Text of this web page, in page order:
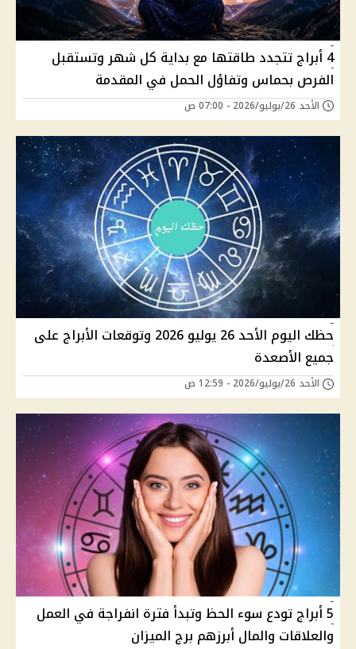
4 أبراج تتجدد طاقتها مع بداية كل شهر وتستقبل
الفرص بحماس وتفاؤل الحمل في المقدمة
الأحد 26/يوليو/2026 - 07:00 ص
حظك اليوم الأحد 26 يوليو 2026 وتوقعات الأبراج على
جميع الأصعدة
الأحد 26/يوليو/2026 - 12:59 ص
5 أبراج تودع سوء الحظ وتبدأ فترة انفراجة في العمل
والعلاقات والمال أبرزهم برج الميزان